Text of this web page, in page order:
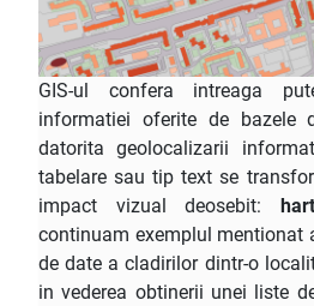
GIS-ul confera intreaga
informatiei oferite de bazele
datorita geolocalizarii
tabelare sau tip text se
impact vizual deosebit:
continuam exemplul mentionat
de date a cladirilor dintr-o
in vederea obtinerii unei liste